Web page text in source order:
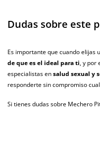
Dudas sobre este
Es importante que cuando elijas
de que es el ideal para ti, y por
especialistas ensalud sexual y
responderte sin compromiso
Si tienes dudas sobre Mechero